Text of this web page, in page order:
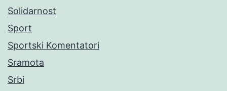
Solidarnost
Sport
Sportski Komentatori
Sramota
Srbi